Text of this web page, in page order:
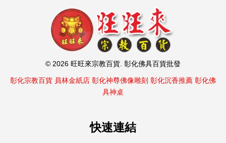
© 2026 旺旺來宗教百貨. 彰化佛具百貨批發
彰化宗教百貨 員林金紙店 彰化神尊佛像雕刻 彰化沉香推薦 彰化佛
具神桌
快速連結